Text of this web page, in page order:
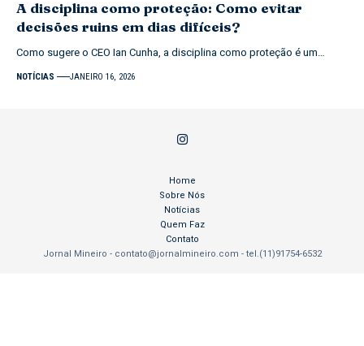
A disciplina como proteção: Como evitar
decisões ruins em dias difíceis?
Como sugere o CEO Ian Cunha, a disciplina como proteção é um…
NOTÍCIAS JANEIRO 16, 2026
Jornal Mineiro - contato@jornalmineiro.com - tel.(11)91754-6532
Home
Sobre Nós
Notícias
Quem Faz
Contato